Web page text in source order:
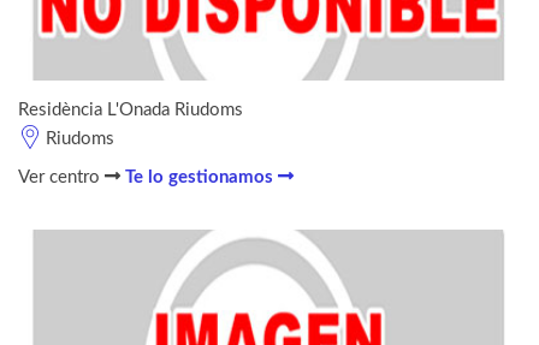
Residència L'Onada Riudoms
Riudoms
Ver centro Te lo gestionamos